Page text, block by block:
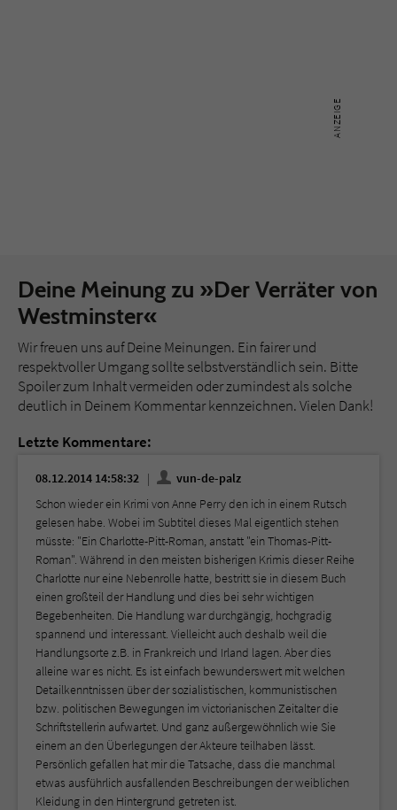
Deine Meinung zu »Der Verräter von
Westminster«
Wir freuen uns auf Deine Meinungen. Ein fairer und
respektvoller Umgang sollte selbstverständlich sein. Bitte
Spoiler zum Inhalt vermeiden oder zumindest als solche
deutlich in Deinem Kommentar kennzeichnen. Vielen Dank!
Letzte Kommentare:
08.12.2014 14:58:32
vun-de-palz
Schon wieder ein Krimi von Anne Perry den ich in einem Rutsch
gelesen habe. Wobei im Subtitel dieses Mal eigentlich stehen
müsste: "Ein Charlotte-Pitt-Roman, anstatt "ein Thomas-Pitt-
Roman". Während in den meisten bisherigen Krimis dieser Reihe
Charlotte nur eine Nebenrolle hatte, bestritt sie in diesem Buch
einen großteil der Handlung und dies bei sehr wichtigen
Begebenheiten. Die Handlung war durchgängig, hochgradig
spannend und interessant. Vielleicht auch deshalb weil die
Handlungsorte z.B. in Frankreich und Irland lagen. Aber dies
alleine war es nicht. Es ist einfach bewunderswert mit welchen
Detailkenntnissen über der sozialistischen, kommunistischen
bzw. politischen Bewegungen im victorianischen Zeitalter die
Schriftstellerin aufwartet. Und ganz außergewöhnlich wie Sie
einem an den Überlegungen der Akteure teilhaben lässt.
Persönlich gefallen hat mir die Tatsache, dass die manchmal
etwas ausführlich ausfallenden Beschreibungen der weiblichen
Kleidung in den Hintergrund getreten ist.